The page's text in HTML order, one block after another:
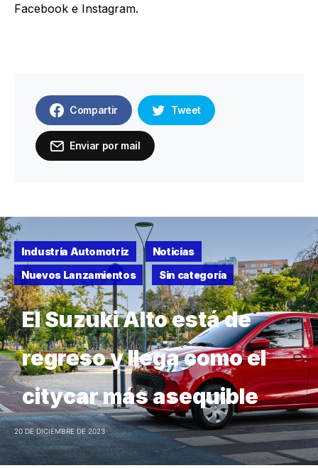
Facebook e Instagram.
Compartir Tweet
Enviar por mail
Industria Automotriz
Noticias
Nuevos Lanzamientos
Sin categoría
El Suzuki Alto está de
regreso y llega como el
citycar más asequible
20 DE DICIEMBRE DE 2023